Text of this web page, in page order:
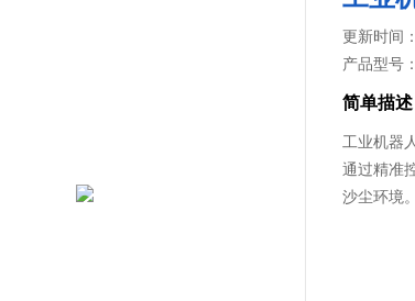
更新时间
产品型号
简单描述
工业机器
通过精准
沙尘环境。